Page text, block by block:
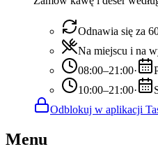
Odnawia się za
Na miejscu i na
08:00–21:00·
10:00–21:00·
Odblokuj w aplikacji
Menu